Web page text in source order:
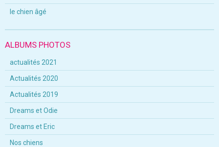
le chien âgé
ALBUMS PHOTOS
actualités 2021
Actualités 2020
Actualités 2019
Dreams et Odie
Dreams et Eric
Nos chiens